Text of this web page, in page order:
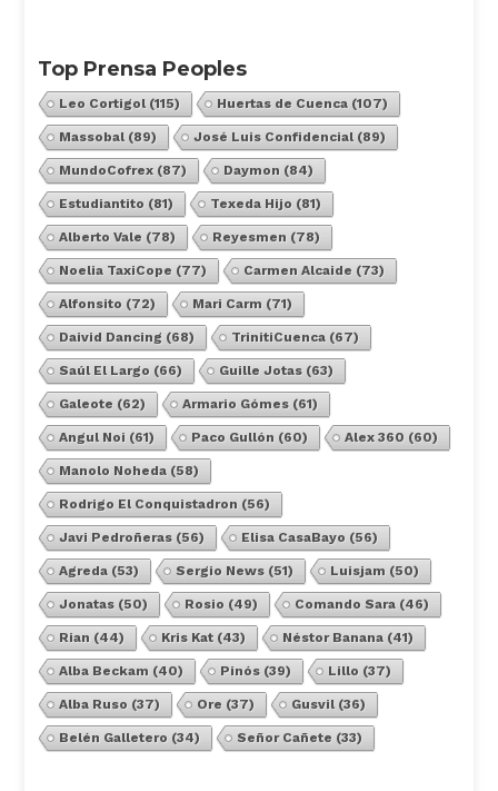
Top Prensa Peoples
Leo Cortigol(115) Huertas de Cuenca(107)
Massobal(89) José Luis Confidencial(89)
MundoCofrex(87) Daymon (84)
Estudiantito (81) Texeda Hijo (81)
Alberto Vale (78) Reyesmen (78)
Noelia TaxiCope (77) Carmen Alcaide (73)
Alfonsito (72) Mari Carm (71)
Daivid Dancing (68) TrinitiCuenca(67)
Saúl El Largo (66) Guille Jotas(63)
Galeote (62) Armario Gómes(61)
Angul Noi (61) Paco Gullón (60) Alex 360 (60)
Manolo Noheda(58)
Rodrigo El Conquistadron (56)
Javi Pedroñeras(56) Elisa CasaBayo (56)
Agreda(53) Sergio News(51) Luisjam (50)
Jonatas(50) Rosio (49) Comando Sara(46)
Rian (44) Kris Kat(43) Néstor Banana(41)
Alba Beckam (40) Pinós(39) Lillo (37)
Alba Ruso (37) Ore (37) Gusvil(36)
Belén Galletero (34) Señor Cañete (33)